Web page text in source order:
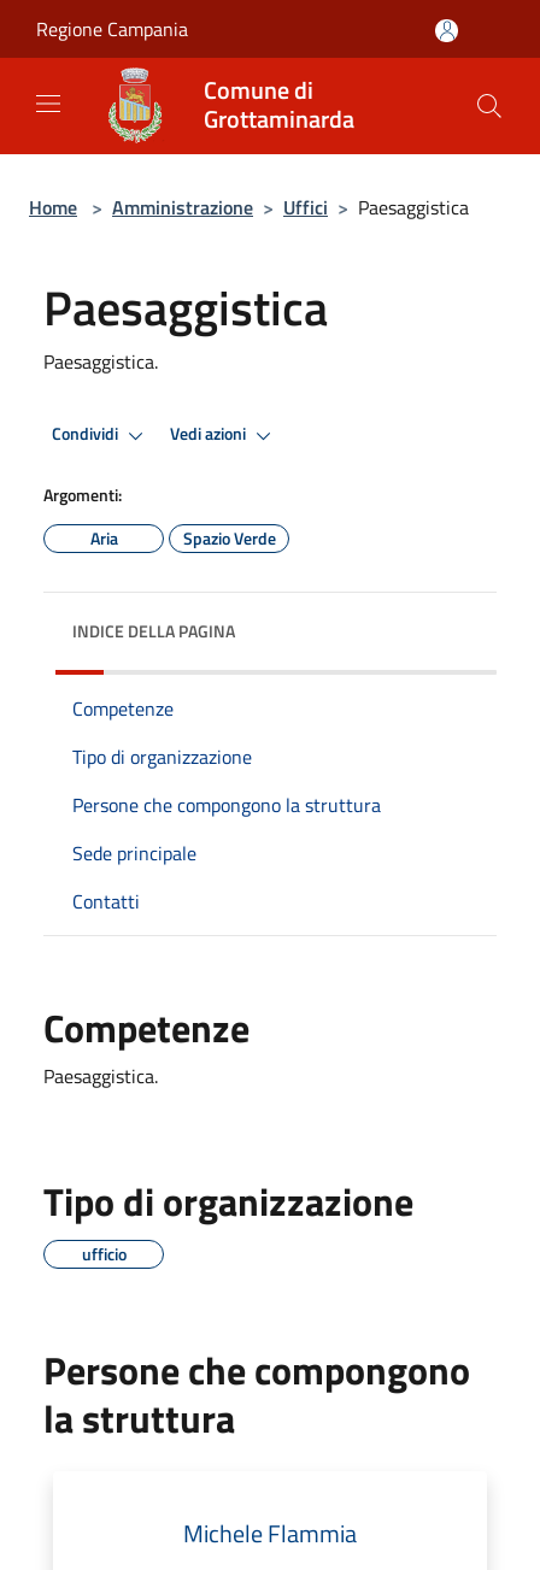
Regione Campania
Comune di
Grottaminarda
Home > Amministrazione > Uffici > Paesaggistica
Paesaggistica
Paesaggistica.
Condividi Vedi azioni
Argomenti:
Aria
Spazio Verde
INDICE DELLA PAGINA
Competenze
Tipo di organizzazione
Persone che compongono la struttura
Sede principale
Contatti
Competenze
Paesaggistica.
Tipo di organizzazione
ufficio
Persone che compongono
la struttura
Michele Flammia